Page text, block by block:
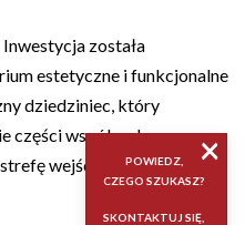
została
estetyczne i funkcjonalne
dziedziniec, który
części wspólnych oraz
wejściową, oddzieloną
×
POWIEDZ,
CZEGO SZUKASZ?
SKONTAKTUJ SIĘ,